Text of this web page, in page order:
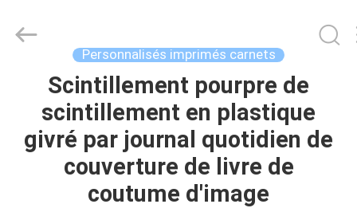
MAISON
PRODUITS
printing
co.,LTD.
Personnalisés imprimés carnets
Scintillement pourpre de
scintillement en plastique
givré par journal quotidien de
couverture de livre de
coutume d'image